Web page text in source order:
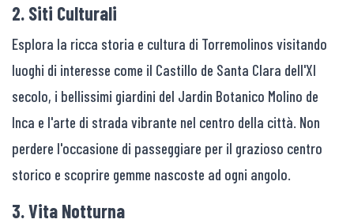
2. Siti Culturali
Esplora la ricca storia e cultura di Torremolinos visitando
luoghi di interesse come il Castillo de Santa Clara dell'XI
secolo, i bellissimi giardini del Jardin Botanico Molino de
Inca e l'arte di strada vibrante nel centro della città. Non
perdere l'occasione di passeggiare per il grazioso centro
storico e scoprire gemme nascoste ad ogni angolo.
3. Vita Notturna